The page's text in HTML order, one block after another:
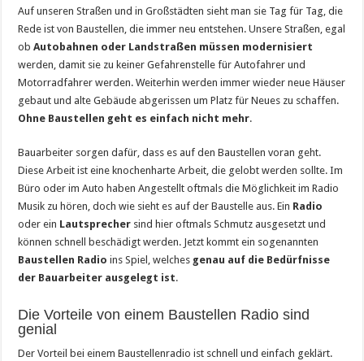
Tattoo-Entfernung wird immer beliebter
Auf unseren Straßen und in Großstädten sieht man sie Tag für Tag, die
Rede ist von Baustellen, die immer neu entstehen. Unsere Straßen, egal
ob Autobahnen oder Landstraßen müssen modernisiert
werden, damit sie zu keiner Gefahrenstelle für Autofahrer und
Motorradfahrer werden. Weiterhin werden immer wieder neue Häuser
gebaut und alte Gebäude abgerissen um Platz für Neues zu schaffen.
Ohne Baustellen geht es einfach nicht mehr.
Bauarbeiter sorgen dafür, dass es auf den Baustellen voran geht.
Diese Arbeit ist eine knochenharte Arbeit, die gelobt werden sollte. Im
Büro oder im Auto haben Angestellt oftmals die Möglichkeit im Radio
Musik zu hören, doch wie sieht es auf der Baustelle aus. Ein Radio
oder ein Lautsprecher sind hier oftmals Schmutz ausgesetzt und
können schnell beschädigt werden. Jetzt kommt ein sogenannten
Baustellen Radio ins Spiel, welches genau auf die Bedürfnisse
der Bauarbeiter ausgelegt ist.
Die Vorteile von einem Baustellen Radio sind
genial
Der Vorteil bei einem Baustellenradio ist schnell und einfach geklärt.